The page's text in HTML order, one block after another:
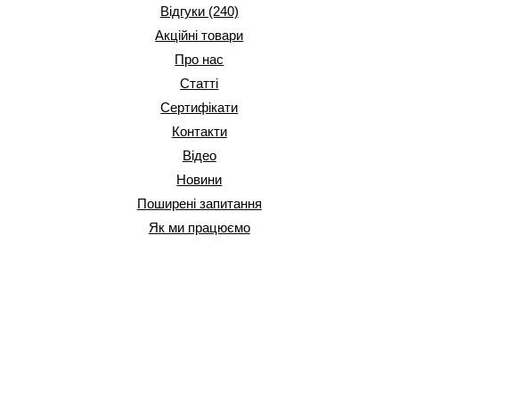
Відгуки (240)
Акційні товари
Про нас
Статті
Сертифікати
Контакти
Відео
Новини
Поширені запитання
Як ми працюємо